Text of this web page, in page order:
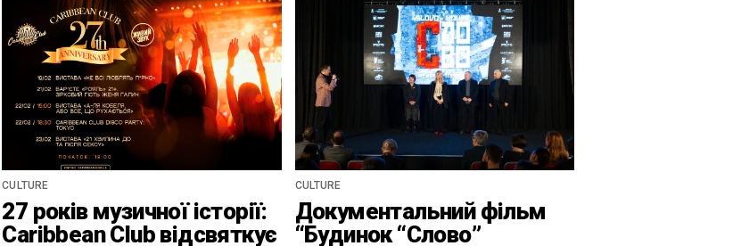
триб’ют-шоу
CULTURE
27 років музичної історії:
Caribbean Club відсвяткує
CULTURE
Документальний фільм
“Будинок “Слово”